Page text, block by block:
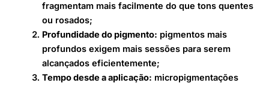
fragmentam mais facilmente do que tons quentes
ou rosados;
Profundidade do pigmento: pigmentos mais
profundos exigem mais sessões para serem
alcançados eficientemente;
Tempo desde a aplicação: micropigmentações